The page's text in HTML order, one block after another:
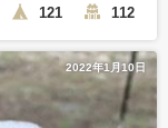
121 112
2022年1月10日